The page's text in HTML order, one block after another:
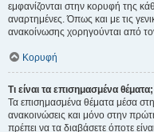
εμφανίζονται στην κορυφή της
αναρτημένες. Όπως και με τις
ανακοίνωσης χορηγούνται από
Κορυφή
Τι είναι τα επισημασμένα θέματα;
Τα επισημασμένα θέματα μέσα
ανακοινώσεις και μόνο στην
πρέπει να τα διαβάσετε όποτε